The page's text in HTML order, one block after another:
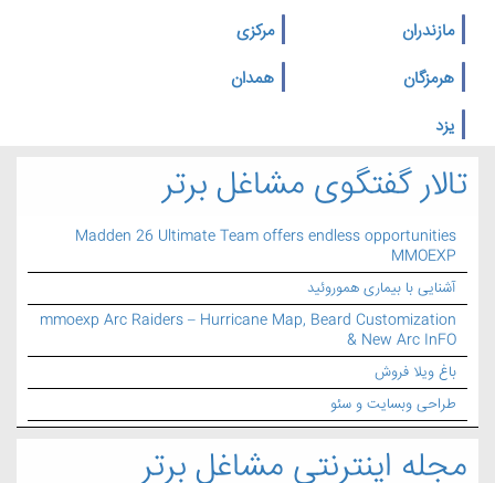
مازندران
مرکزی
هرمزگان
همدان
یزد
تالار گفتگوی مشاغل برتر
Madden 26 Ultimate Team offers endless opportunities
MMOEXP
آشنایی با بیماری هموروئید
mmoexp Arc Raiders – Hurricane Map, Beard Customization
& New Arc InFO
باغ ویلا فروش
طراحی وبسایت و سئو
مجله اینترنتی مشاغل برتر